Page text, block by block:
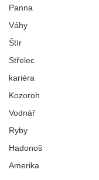
Panna
Váhy
Štír
Střelec
kariéra
Kozoroh
Vodnář
Ryby
Hadonoš
Amerika